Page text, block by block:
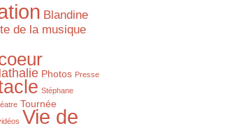
Blandine
de la musique
Photos Presse
Stéphane
Tournée
Vie de